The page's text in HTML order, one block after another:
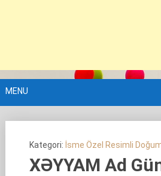
MENU
Kategori: İsme Özel Resimli
XƏYYAM Ad